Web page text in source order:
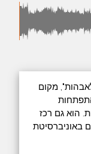
מקום
הוא גם רכז
באוניברסיטת